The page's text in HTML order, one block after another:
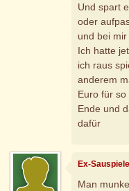
Und spart
oder
und bei mir
Ich hatte
ich raus
anderem
Euro für
Ende und
dafür
Ex-
Man